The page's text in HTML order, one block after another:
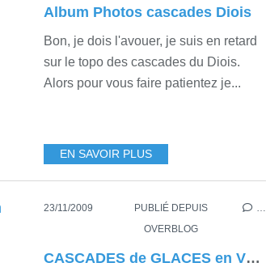
Album Photos cascades Diois
Bon, je dois l'avouer, je suis en retard
sur le topo des cascades du Diois.
Alors pour vous faire patientez je...
EN SAVOIR PLUS
23/11/2009
PUBLIÉ DEPUIS
OVERBLOG
…
CASCADES de GLACES en VERCORS SUD